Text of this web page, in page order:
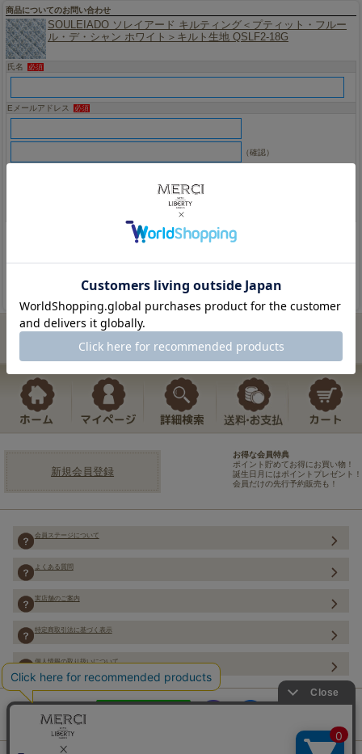
商品についてのお問い合わせ
SOULEIADO ソレイアード キルティング＜プティット・フルー
ル・デ・シャン ホワイト＞キルト生地 QSLF2-18G
氏名 必須
Eメールアドレス 必須
（確認）
新規会員登録
お得な会員特典
ポイント貯めてお得にお買い物！
誕生日月にはポイントプレゼント！
会員だけの先行予約販売も！
会員ステージについて
よくある質問
実店舗のご案内
特定商取引法に基づく表示
個人情報の取り扱いについて